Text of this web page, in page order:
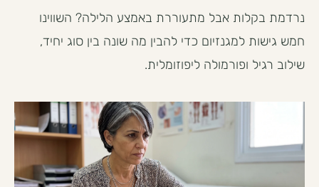
נרדמת בקלות אבל מתעוררת באמצע הלילה? השווינו
חמש גישות למגנזיום כדי להבין מה שונה בין סוג יחיד,
שילוב רגיל ופורמולה ליפוזומלית.